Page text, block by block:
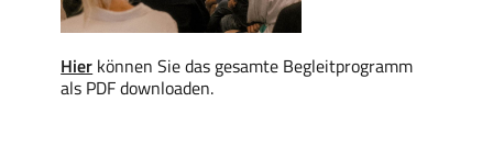
Hier können Sie das gesamte Begleitprogramm
als PDF downloaden.